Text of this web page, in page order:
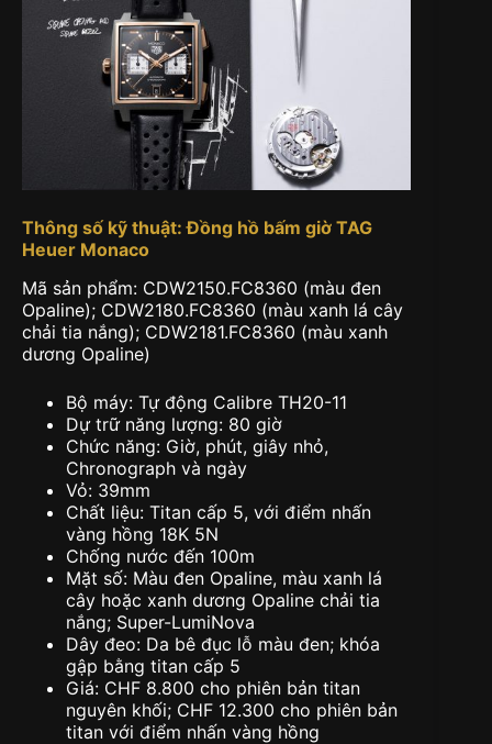
Thông số kỹ thuật: Đồng hồ bấm giờ TAG
Heuer Monaco
Mã sản phẩm: CDW2150.FC8360 (màu đen
Opaline); CDW2180.FC8360 (màu xanh lá cây
chải tia nắng); CDW2181.FC8360 (màu xanh
dương Opaline)
Bộ máy: Tự động Calibre TH20-11
Dự trữ năng lượng: 80 giờ
Chức năng: Giờ, phút, giây nhỏ,
Chronograph và ngày
Vỏ: 39mm
Chất liệu: Titan cấp 5, với điểm nhấn
vàng hồng 18K 5N
Chống nước đến 100m
Mặt số: Màu đen Opaline, màu xanh lá
cây hoặc xanh dương Opaline chải tia
nắng; Super-LumiNova
Dây đeo: Da bê đục lỗ màu đen; khóa
gập bằng titan cấp 5
Giá: CHF 8.800 cho phiên bản titan
nguyên khối; CHF 12.300 cho phiên bản
titan với điểm nhấn vàng hồng